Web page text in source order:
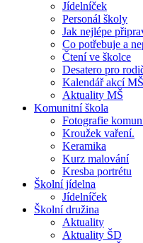
Jídelníček
Personál školy
Jak nejlépe
Co potřebuje a
Čtení ve školce
Desatero pro
Kalendář akcí MŠ
Aktuality MŠ
Komunitní škola
Fotografie
Kroužek vaření.
Keramika
Kurz malování
Kresba portrétu
Školní jídelna
Jídelníček
Školní družina
Aktuality
Aktuality ŠD